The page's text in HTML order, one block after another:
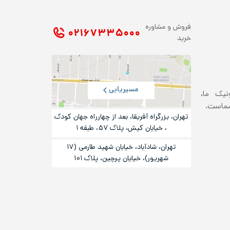
ما،
فروش و مشاوره
خرید
۰۲۱ ۶۷۳۳۵۰۰۰
مسیریابی
تهران، بزرگراه آفریقا، بعد از چهارراه جهان کودک
، خیابان کیش، پلاک ۵۷، طبقه ۱
تهران، شادآباد، خیابان شهید طارمی (۱۷
شهریور)، خیایان پرچین، پلاک ۱۰۱